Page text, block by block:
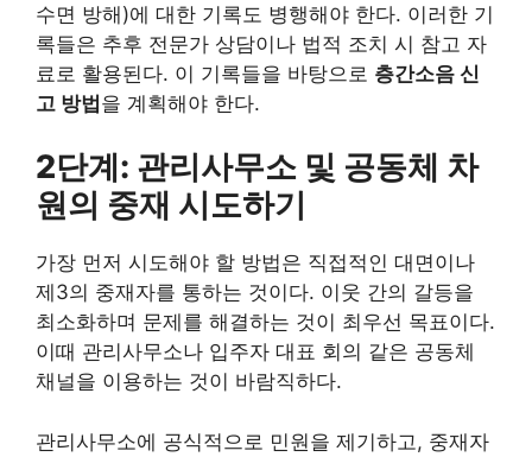
수면 방해)에 대한 기록도 병행해야 한다. 이러한 기
록들은 추후 전문가 상담이나 법적 조치 시 참고 자
료로 활용된다. 이 기록들을 바탕으로 층간소음 신
고 방법을 계획해야 한다.
2단계: 관리사무소 및 공동체 차
원의 중재 시도하기
가장 먼저 시도해야 할 방법은 직접적인 대면이나
제3의 중재자를 통하는 것이다. 이웃 간의 갈등을
최소화하며 문제를 해결하는 것이 최우선 목표이다.
이때 관리사무소나 입주자 대표 회의 같은 공동체
채널을 이용하는 것이 바람직하다.
관리사무소에 공식적으로 민원을 제기하고, 중재자